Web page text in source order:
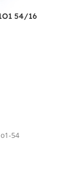
54/16
54